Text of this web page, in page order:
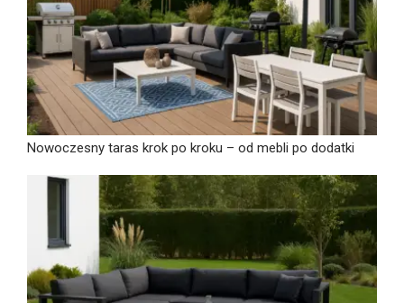
Nowoczesny taras krok po kroku – od mebli po dodatki